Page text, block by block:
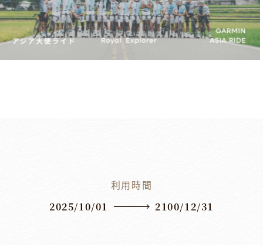
利用時間
2025/10/01 2100/12/31